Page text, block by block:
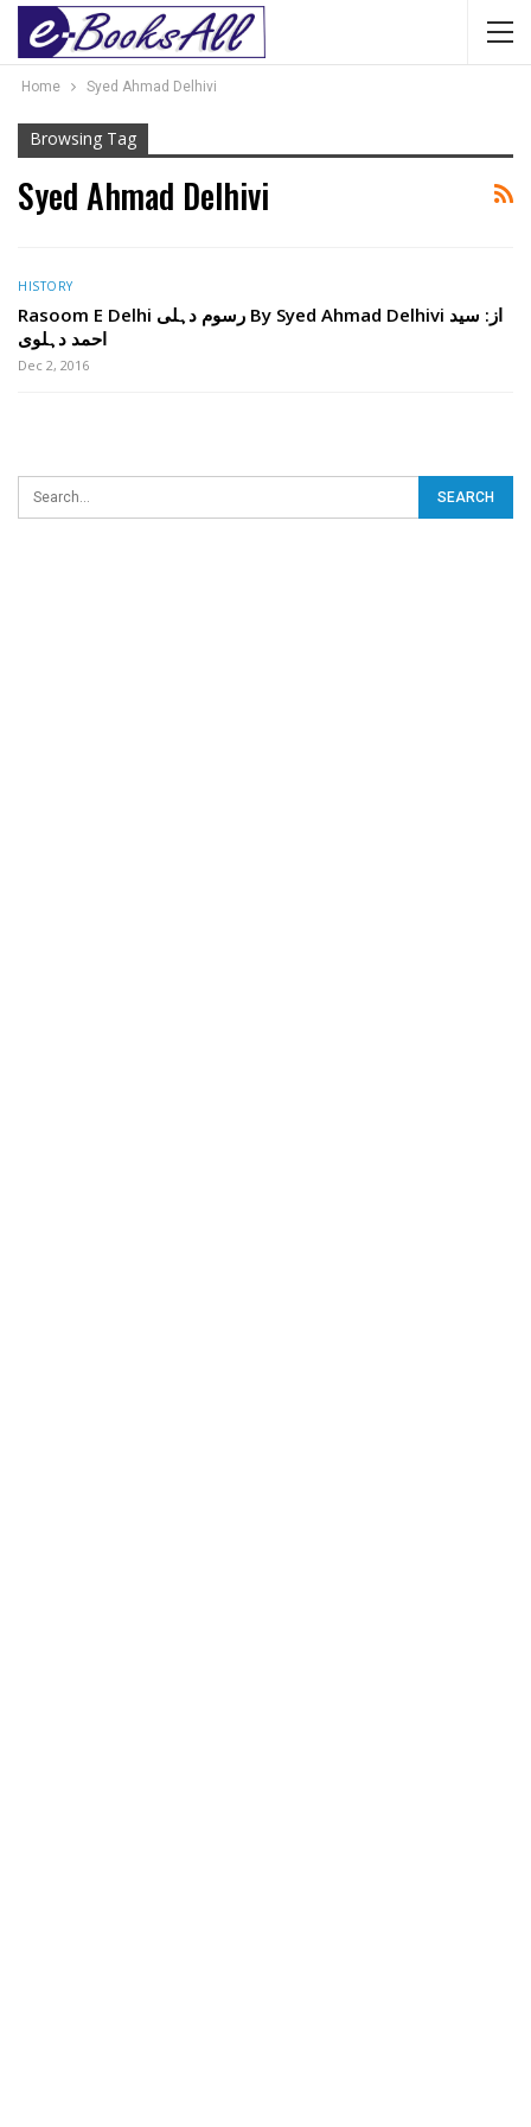
Home Syed Ahmad Delhivi
Browsing Tag
Syed Ahmad Delhivi
HISTORY
Rasoom E Delhi رسوم دہلی By Syed Ahmad Delhivi از: سید
احمد دہلوی
Dec 2, 2016